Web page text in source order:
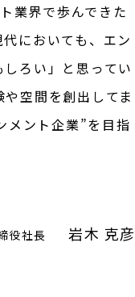
業界で歩んできた
においても、エン
ろい」と思ってい
空間を創出してま
メント企業”を目指
役社長 岩木 克彦